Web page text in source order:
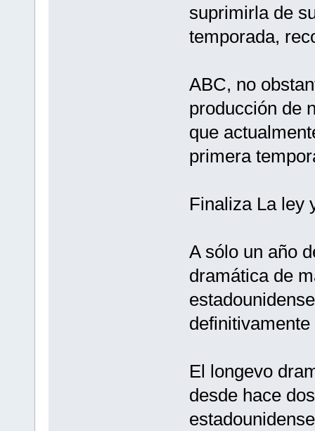
suprimirla de
temporada,
ABC, no
producción de
que
primera
Finaliza La ley
A sólo un año
dramática de
El longevo
desde hace